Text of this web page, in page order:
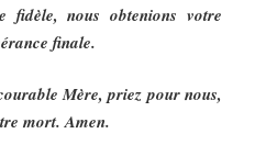
nous obtenions votre
finale.
Mère, priez pour nous,
mort. Amen.